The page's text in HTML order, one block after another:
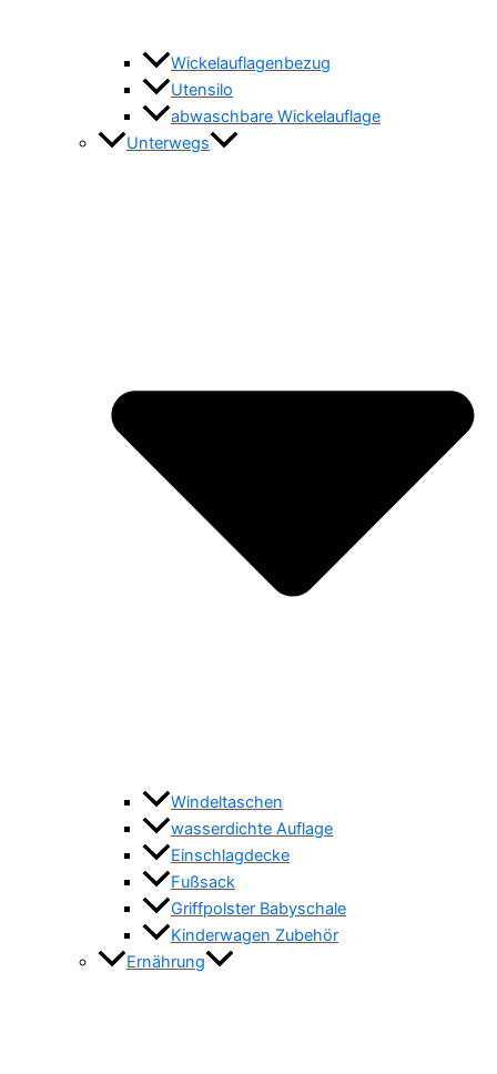
Wickelauflagenbezug
Utensilo
abwaschbare Wickelauflage
Unterwegs
Windeltaschen
wasserdichte Auflage
Einschlagdecke
Fußsack
Griffpolster Babyschale
Kinderwagen Zubehör
Ernährung